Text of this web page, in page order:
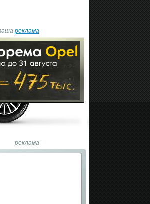
реклама
реклама